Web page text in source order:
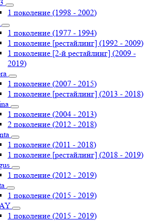
1 поколение (1998 - 2002)
1 поколение (1977 - 1994)
1 поколение [рестайлинг] (1992 - 2009)
1 поколение [2-й рестайлинг] (2009 -
2019)
1 поколение (2007 - 2015)
1 поколение [рестайлинг] (2013 - 2018)
1 поколение (2004 - 2013)
2 поколение (2012 - 2018)
1 поколение (2011 - 2018)
1 поколение [рестайлинг] (2018 - 2019)
1 поколение (2012 - 2019)
1 поколение (2015 - 2019)
1 поколение (2015 - 2019)